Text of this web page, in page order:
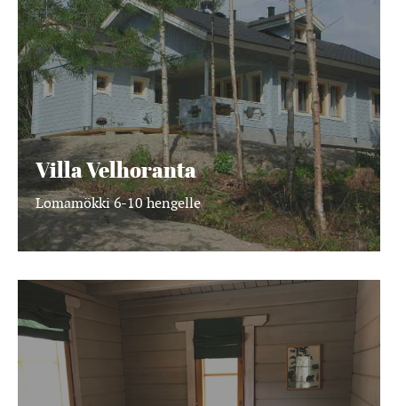
Villa Velhoranta
Lomamökki 6-10 hengelle
Virranranta